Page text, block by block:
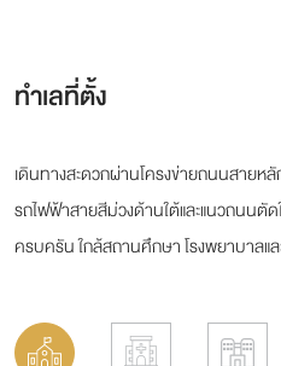
ทำเลที่ตั้ง
เดินทางสะดวกผ่านโครงข่ายถนนสายห
รถไฟฟ้าสายสีม่วงด้านใต้และแนวถนนตั
ครบครัน ใกล้สถานศึกษา โรงพยาบาลแ